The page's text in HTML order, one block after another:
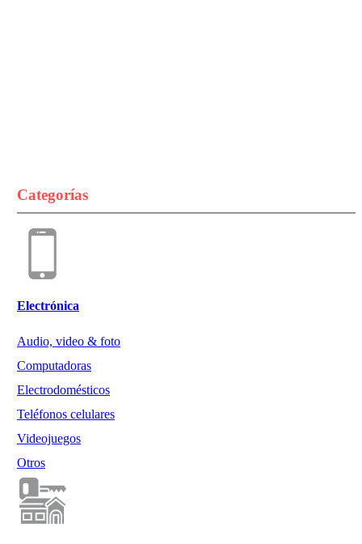
Categorías
Electrónica
Audio, video & foto
Computadoras
Electrodomésticos
Teléfonos celulares
Videojuegos
Otros